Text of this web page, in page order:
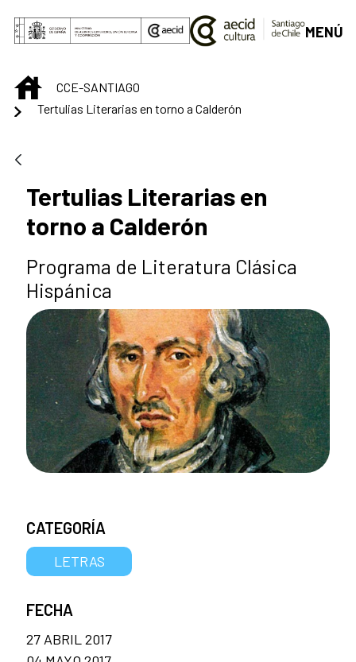
Saltar al contenido principal
MENÚ
INICIOCCE-SANTIAGO
Tertulias Literarias en torno a Calderón
Tertulias Literarias en
torno a Calderón
Programa de Literatura Clásica
Hispánica
CATEGORÍA
LETRAS
FECHA
27 ABRIL 2017